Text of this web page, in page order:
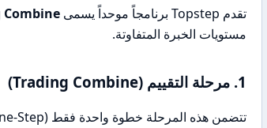
تقدم Topstep برنامجاً موحداً يسمى
مستويات الخبرة المتفاوتة.
1. مرحلة التقييم (Trading Combine)